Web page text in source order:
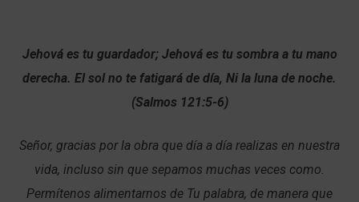
Jehová es tu guardador; Jehová es tu sombra a tu mano
derecha. El sol no te fatigará de día, Ni la luna de noche.
(Salmos 121:5-6)
Señor, gracias por la obra que día a día realizas en nuestra
vida, incluso sin que sepamos muchas veces como.
Permítenos alimentarnos de Tu palabra, de manera que